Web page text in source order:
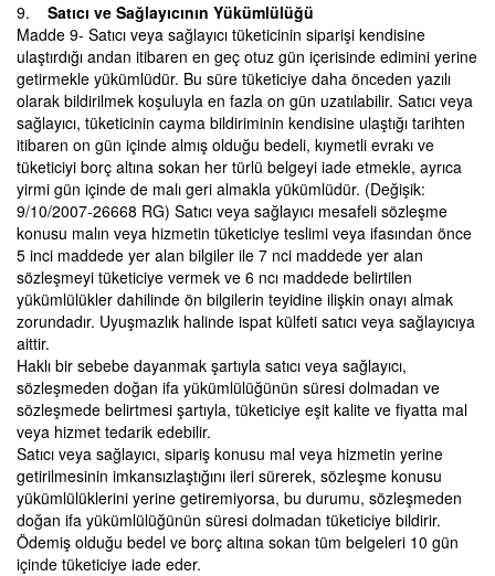
9. Satıcı ve Sağlayıcının Yükümlülüğü
Madde 9- Satıcı veya sağlayıcı tüketicinin siparişi kendisine
ulaştırdığı andan itibaren en geç otuz gün içerisinde edimini yerine
getirmekle yükümlüdür. Bu süre tüketiciye daha önceden yazılı
olarak bildirilmek koşuluyla en fazla on gün uzatılabilir. Satıcı veya
sağlayıcı, tüketicinin cayma bildiriminin kendisine ulaştığı tarihten
itibaren on gün içinde almış olduğu bedeli, kıymetli evrakı ve
tüketiciyi borç altına sokan her türlü belgeyi iade etmekle, ayrıca
yirmi gün içinde de malı geri almakla yükümlüdür. (Değişik:
9/10/2007-26668 RG) Satıcı veya sağlayıcı mesafeli sözleşme
konusu malın veya hizmetin tüketiciye teslimi veya ifasından önce
5 inci maddede yer alan bilgiler ile 7 nci maddede yer alan
sözleşmeyi tüketiciye vermek ve 6 ncı maddede belirtilen
yükümlülükler dahilinde ön bilgilerin teyidine ilişkin onayı almak
zorundadır. Uyuşmazlık halinde ispat külfeti satıcı veya sağlayıcıya
aittir.
Haklı bir sebebe dayanmak şartıyla satıcı veya sağlayıcı,
sözleşmeden doğan ifa yükümlülüğünün süresi dolmadan ve
sözleşmede belirtmesi şartıyla, tüketiciye eşit kalite ve fiyatta mal
veya hizmet tedarik edebilir.
Satıcı veya sağlayıcı, sipariş konusu mal veya hizmetin yerine
getirilmesinin imkansızlaştığını ileri sürerek, sözleşme konusu
yükümlülüklerini yerine getiremiyorsa, bu durumu, sözleşmeden
doğan ifa yükümlülüğünün süresi dolmadan tüketiciye bildirir.
Ödemiş olduğu bedel ve borç altına sokan tüm belgeleri 10 gün
içinde tüketiciye iade eder.